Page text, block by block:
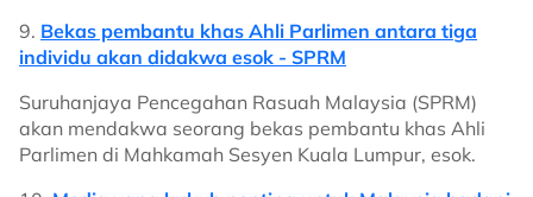
9. Bekas pembantu khas Ahli Parlimen antara tiga
individu akan didakwa esok - SPRM
Suruhanjaya Pencegahan Rasuah Malaysia (SPRM)
akan mendakwa seorang bekas pembantu khas Ahli
Parlimen di Mahkamah Sesyen Kuala Lumpur, esok.